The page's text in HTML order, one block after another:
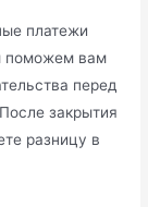
платежи
поможем вам
перед
закрытия
разницу в